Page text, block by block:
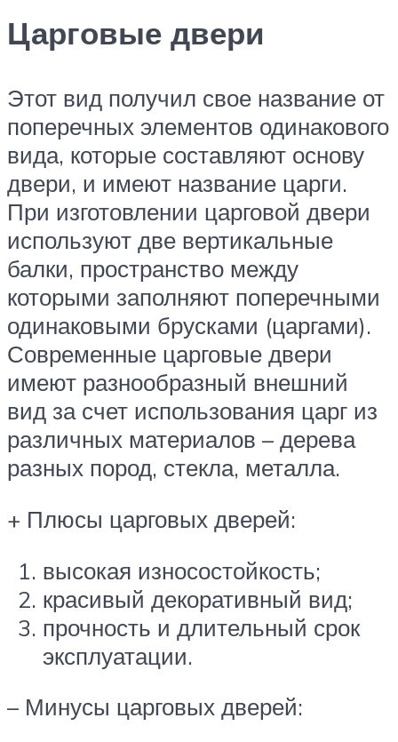
Царговые двери
Этот вид получил свое название от
поперечных элементов одинакового
вида, которые составляют основу
двери, и имеют название царги.
При изготовлении царговой двери
используют две вертикальные
балки, пространство между
которыми заполняют поперечными
одинаковыми брусками (царгами).
Современные царговые двери
имеют разнообразный внешний
вид за счет использования царг из
различных материалов – дерева
разных пород, стекла, металла.
+ Плюсы царговых дверей:
высокая износостойкость;
красивый декоративный вид;
прочность и длительный срок
эксплуатации.
– Минусы царговых дверей: